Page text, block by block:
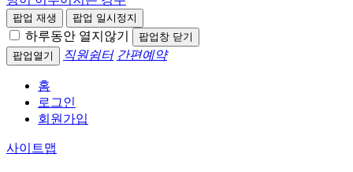
팝업 재생 팝업 일시정지
하루동안 열지않기
팝업창 닫기
팝업열기
직원쉼터 간편예약
홈
로그인
회원가입
사이트맵